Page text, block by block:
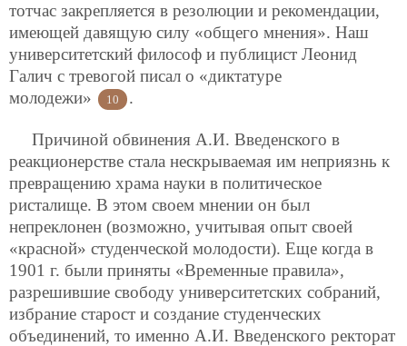
тотчас закрепляется в резолюции и рекомендации,
имеющей давящую силу «общего мнения». Наш
университетский философ и публицист Леонид
Галич с тревогой писал о «диктатуре
молодежи»
10 .
Причиной обвинения А.И. Введенского в
реакционерстве стала нескрываемая им неприязнь к
превращению храма науки в политическое
ристалище. В этом своем мнении он был
непреклонен (возможно, учитывая опыт своей
«красной» студенческой молодости). Еще когда в
1901 г. были приняты «Временные правила»,
разрешившие свободу университетских собраний,
избрание старост и создание студенческих
объединений, то именно А.И. Введенского ректорат